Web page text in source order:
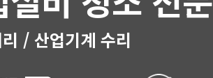
/ 산업기계 수리